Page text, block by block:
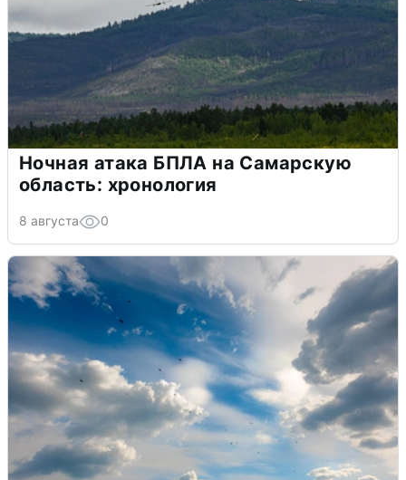
Ночная атака БПЛА на Самарскую
область: хронология
8 августа 0